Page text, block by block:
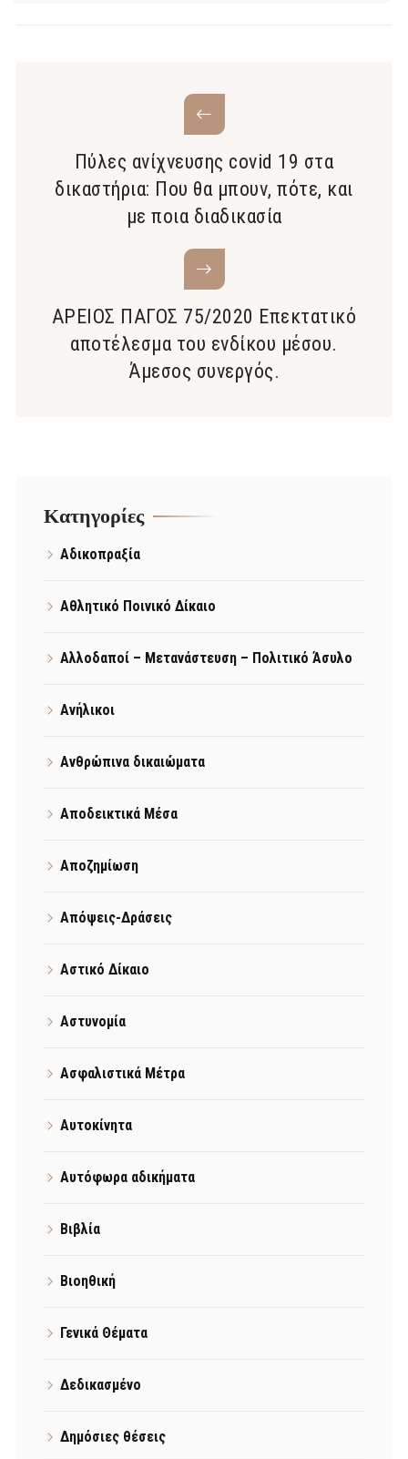
Πύλες ανίχνευσης covid 19 στα
δικαστήρια: Που θα μπουν, πότε, και
με ποια διαδικασία
ΑΡΕΙΟΣ ΠΑΓΟΣ 75/2020 Επεκτατικό
αποτέλεσμα του ενδίκου μέσου.
Άμεσος συνεργός.
Kατηγορίες
Αδικοπραξία
Αθλητικό Ποινικό Δίκαιο
Αλλοδαποί – Μετανάστευση – Πολιτικό Άσυλο
Ανήλικοι
Ανθρώπινα δικαιώματα
Αποδεικτικά Μέσα
Αποζημίωση
Απόψεις-Δράσεις
Αστικό Δίκαιο
Αστυνομία
Ασφαλιστικά Μέτρα
Αυτοκίνητα
Αυτόφωρα αδικήματα
Βιβλία
Βιοηθική
Γενικά Θέματα
Δεδικασμένο
Δημόσιες θέσεις